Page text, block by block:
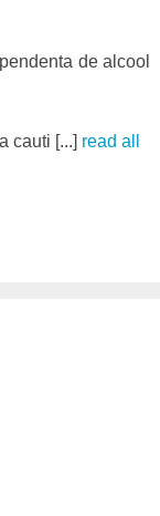
de alcool
cauti [...] read all